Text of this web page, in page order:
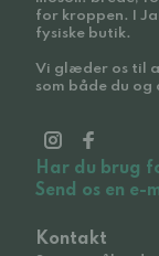
for kroppen. I
fysiske butik.
Vi glæder os til
som både du og
Har du brug
Send os en e-
Kontakt